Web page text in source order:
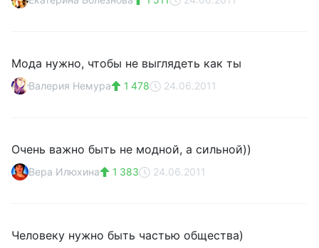
Мода нужно, чтобы не выглядеть как ты
Валерия Немура 1 478 24.06.2011
Очень важно быть не модной, а сильной))
Вера Илюхина 1 383 24.06.2011
Человеку нужно быть частью общества)